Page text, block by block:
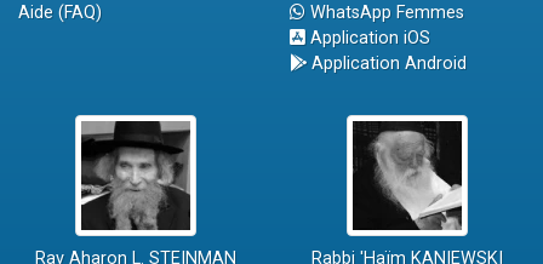
Aide (FAQ)
WhatsApp Femmes
Application iOS
Application Android
Rav Aharon L. STEINMAN Rabbi 'Haïm KANIEWSKI